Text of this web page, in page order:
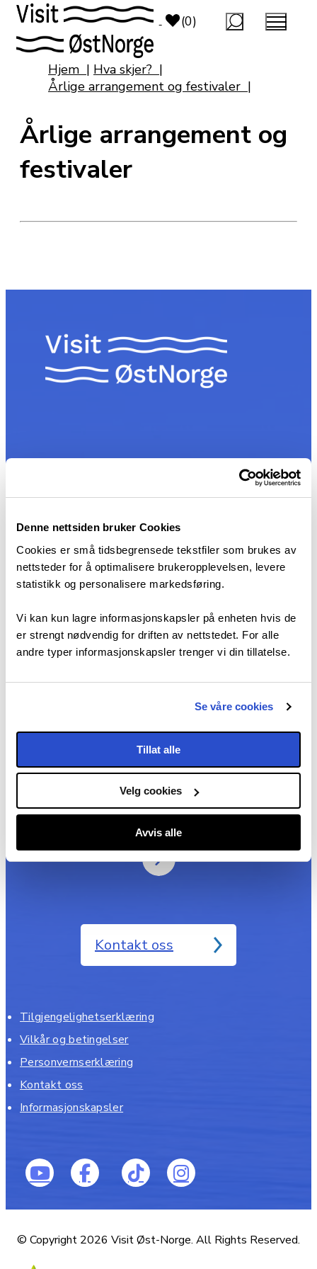
Denne nettsiden bruker Cookies
Cookies er små tidsbegrensede tekstfiler som brukes av
nettsteder for å optimalisere brukeropplevelsen, levere
statistikk og personalisere markedsføring.
Vi kan kun lagre informasjonskapsler på enheten hvis de
er strengt nødvendig for driften av nettstedet. For alle
andre typer informasjonskapsler trenger vi din tillatelse.
Se våre cookies
Tillat alle
Velg cookies
Avvis alle
(0)
Hjem | Hva skjer? |
Årlige arrangement og festivaler |
Årlige arrangement og
festivaler
Få nyhetsbrev
som skjer i Øst-Norge.
Les brosjyrer
‎ Les eller last ned brosjyrer fra Visit
Øst-Norge.
Kontakt oss
Tilgjengelighetserklæring
Vilkår og betingelser
Personvernserklæring
Kontakt oss
Informasjonskapsler
© Copyright 2026 Visit Øst-Norge. All Rights Reserved.
top-anchor
top-anchor